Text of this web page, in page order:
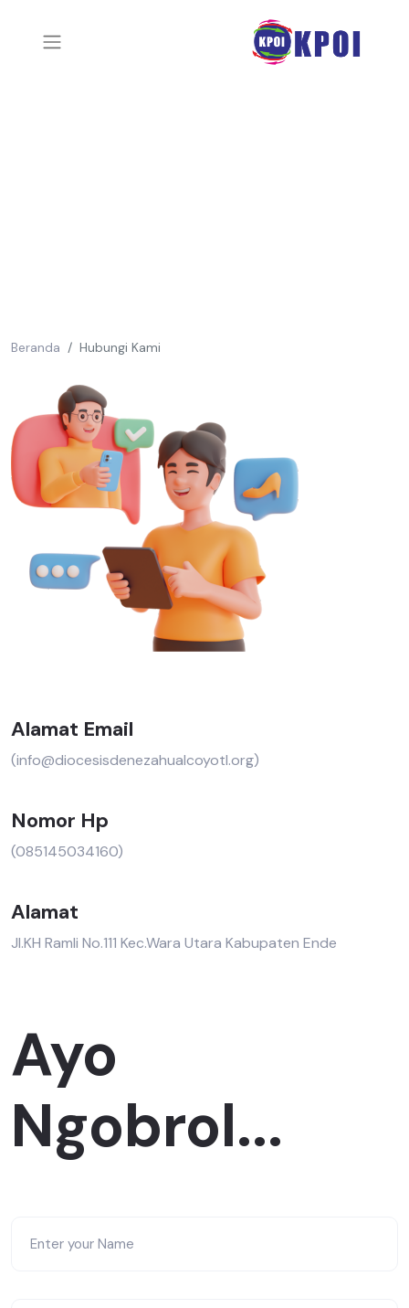
Beranda Hubungi Kami
Alamat Email
(info@diocesisdenezahualcoyotl.org)
Nomor Hp
(085145034160)
Alamat
Jl.KH Ramli No.111 Kec.Wara Utara Kabupaten Ende
Ayo
Ngobrol...